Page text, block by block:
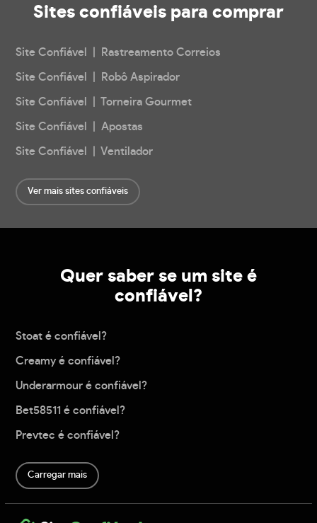
Sites confiáveis para comprar
Site Confiável | Rastreamento Correios
Site Confiável | Robô Aspirador
Site Confiável | Torneira Gourmet
Site Confiável | Apostas
Site Confiável | Ventilador
Ver mais sites confiáveis
Quer saber se um site é
confiável?
Stoat é confiável?
Creamy é confiável?
Underarmour é confiável?
Bet58511 é confiável?
Prevtec é confiável?
Carregar mais